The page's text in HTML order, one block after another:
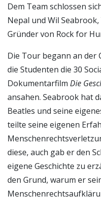
Dem Team schlossen
Nepal und Wil
Gründer von Rock for
Die Tour begann an der
die Studenten die 30
Dokumentarfilm Die
ansahen. Seabrook hat
Beatles und seine
teilte seine eigenen
diese, auch gab er den
eigene Geschichte zu
den Grund, warum er